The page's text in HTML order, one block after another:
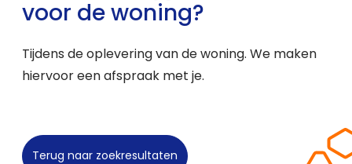
voor de woning?
Tijdens de oplevering van de woning. We maken
hiervoor een afspraak met je.
Terug naar zoekresultaten